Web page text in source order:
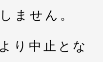
ません。
り中止とな